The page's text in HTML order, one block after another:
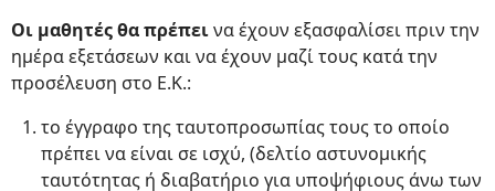
Οι μαθητές θα πρέπεινα έχουν εξασφαλίσει πριν την
ημέρα εξετάσεων και να έχουν μαζί τους κατά την
προσέλευση στο Ε.Κ.:
το έγγραφο της ταυτοπροσωπίας τους το οποίο
πρέπει να είναι σε ισχύ, (δελτίο αστυνομικής
ταυτότητας ή διαβατήριο για υποψήφιους άνω των